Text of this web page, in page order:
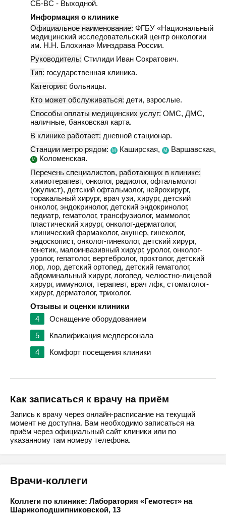
СБ-ВС - Выходной.
Информация о клинике
Официальное наименование: ФГБУ «Национальный
медицинский исследовательский центр онкологии
им. Н.Н. Блохина» Минздрава России.
Руководитель: Стилиди Иван Сократович.
Тип: государственная клиника.
Категория: больницы.
Кто может обслуживаться: дети, взрослые.
Способы оплаты медицинских услуг: ОМС, ДМС,
наличные, банковская карта.
В клинике работает: дневной стационар.
Станции метро рядом:
М Каширская, М Варшавская,
М
Коломенская.
Перечень специалистов, работающих в клинике:
химиотерапевт, онколог, радиолог, офтальмолог
(окулист), детский офтальмолог, нейрохирург,
торакальный хирург, врач узи, хирург, детский
онколог, эндокринолог, детский эндокринолог,
педиатр, гематолог, трансфузиолог, маммолог,
пластический хирург, онколог-дерматолог,
клинический фармаколог, акушер, гинеколог,
эндоскопист, онколог-гинеколог, детский хирург,
генетик, малоинвазивный хирург, уролог, онколог-
уролог, гепатолог, вертебролог, проктолог, детский
лор, лор, детский ортопед, детский гематолог,
абдоминальный хирург, логопед, челюстно-лицевой
хирург, иммунолог, терапевт, врач лфк, стоматолог-
хирург, дерматолог, трихолог.
Отзывы и оценки клиники
4
Оснащение оборудованием
5
Квалификация медперсонала
4
Комфорт посещения клиники
Как записаться к врачу на приём
Запись к врачу через онлайн-расписание на текущий
момент не доступна. Вам необходимо записаться на
приём через официальный сайт клиники или по
указанному там номеру телефона.
Врачи-коллеги
Коллеги по клинике: Лаборатория «Гемотест» на
Шарикоподшипниковской, 13